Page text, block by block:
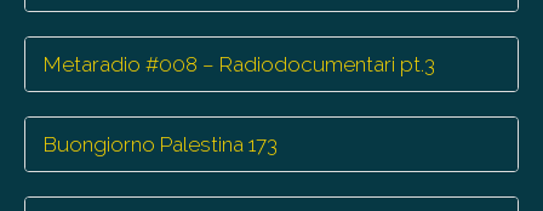
Metaradio #008 – Radiodocumentari pt.3
Buongiorno Palestina 173